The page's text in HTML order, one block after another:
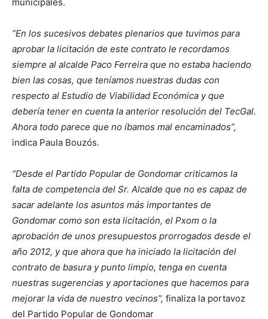
“En los sucesivos debates plenarios que tuvimos para
aprobar la licitación de este contrato le recordamos
siempre al alcalde Paco Ferreira que no estaba haciendo
bien las cosas, que teníamos nuestras dudas con
respecto al Estudio de Viabilidad Económica y que
debería tener en cuenta la anterior resolución del TecGal.
Ahora todo parece que no íbamos mal encaminados”,
indica Paula Bouzós.
“Desde el Partido Popular de Gondomar criticamos la
falta de competencia del Sr. Alcalde que no es capaz de
sacar adelante los asuntos más importantes de
Gondomar como son esta licitación, el Pxom o la
aprobación de unos presupuestos prorrogados desde el
año 2012, y que ahora que ha iniciado la licitación del
contrato de basura y punto limpio, tenga en cuenta
nuestras sugerencias y aportaciones que hacemos para
mejorar la vida de nuestro vecinos”, finaliza la portavoz
del Partido Popular de Gondomar